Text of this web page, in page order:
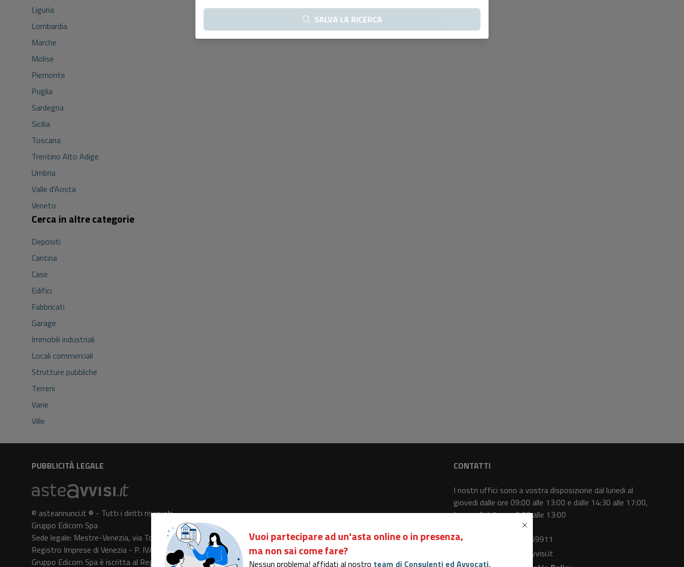
Liguria
Lombardia
Marche
Molise
Piemonte
Puglia
Sardegna
Sicilia
Toscana
Trentino Alto Adige
Umbria
Valle d'Aosta
Veneto
Cerca in altre categorie
Depositi
Cantina
Case
Edifici
Fabbricati
Garage
Immobili industriali
Locali commerciali
Strutture pubbliche
Terreni
Varie
Ville
SALVA LA RICERCA
PUBBLICITÀ LEGALE
© asteannunci.it ® - Tutti i diritti riservati
Gruppo Edicom Spa
Sede legale: Mestre-Venezia, via Torre Belfredo n. 64
Registro Imprese di Venezia - P. IVA e C.F. 05091140961 - Rea n. 334938 - Cap. sociale EUR 100.000,00 i.v.
Gruppo Edicom Spa è iscritta al Registro degli Operatori di Comunicazione nr. 15116
CONTATTI
I nostri uffici sono a vostra disposizione dal lunedi al
giovedi dalle ore 09:00 alle 13:00 e dalle 14:30 alle 17:00,
il venerdì dalle ore 9:00 alle 13:00
: 0415369911
: info@asteavvisi.it
Vuoi partecipare ad un'asta online o in presenza,
ma non sai come fare?
Nessun problema! affidati al nostro team di Consulenti ed Avvocati,